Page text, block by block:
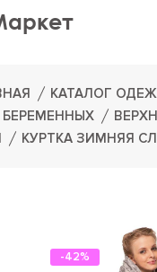
КАТАЛОГ
КУРТКА ЗИМНЯЯ
-42%